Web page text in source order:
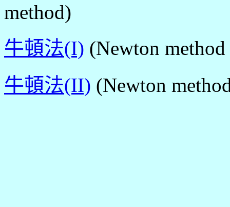
method)
牛頓法(I) (Newton
牛頓法(II) (Newton